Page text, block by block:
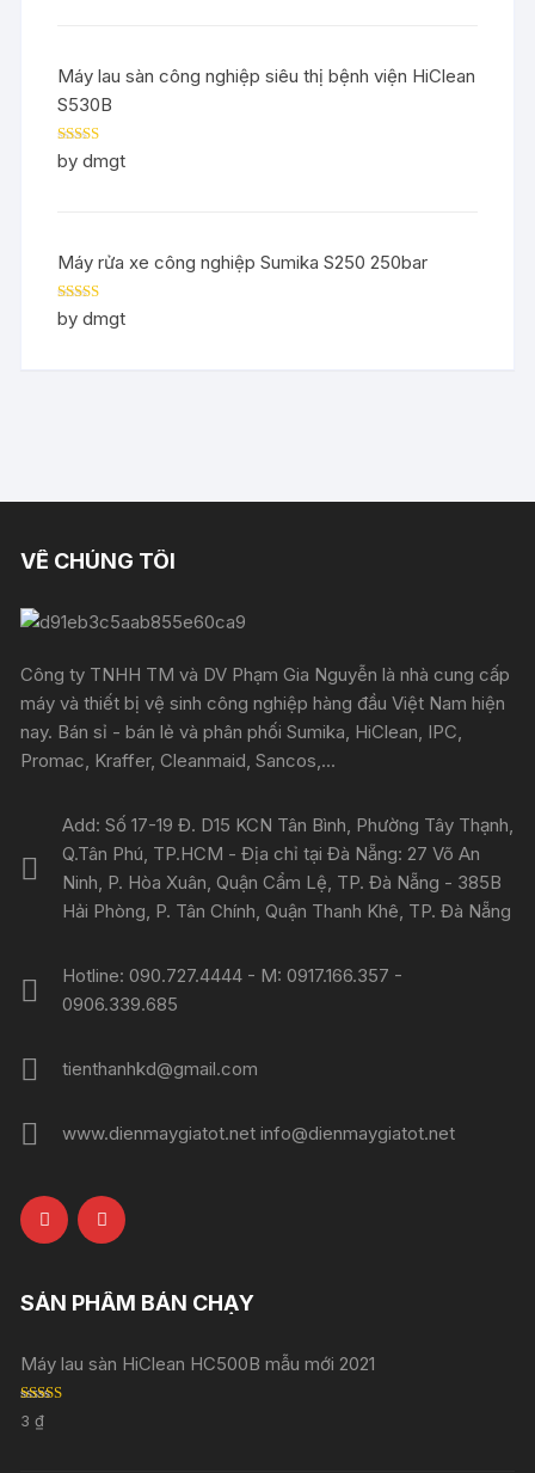
Máy lau sàn công nghiệp siêu thị bệnh viện HiClean
S530B
Rated5out
of 5
by dmgt
Máy rửa xe công nghiệp Sumika S250 250bar
Rated5out
of 5
by dmgt
VỀ CHÚNG TÔI
Công ty TNHH TM và DV Phạm Gia Nguyễn là nhà cung cấp
máy và thiết bị vệ sinh công nghiệp hàng đầu Việt Nam hiện
nay. Bán sỉ - bán lẻ và phân phối Sumika, HiClean, IPC,
Promac, Kraffer, Cleanmaid, Sancos,...
Add: Số 17-19 Đ. D15 KCN Tân Bình, Phường Tây Thạnh,
Q.Tân Phú, TP.HCM - Địa chỉ tại Đà Nẵng: 27 Võ An
Ninh, P. Hòa Xuân, Quận Cẩm Lệ, TP. Đà Nẵng - 385B
Hải Phòng, P. Tân Chính, Quận Thanh Khê, TP. Đà Nẵng
Hotline: 090.727.4444 - M: 0917.166.357 -
0906.339.685
tienthanhkd@gmail.com
www.dienmaygiatot.net info@dienmaygiatot.net
SẢN PHẨM BÁN CHẠY
Máy lau sàn HiClean HC500B mẫu mới 2021
Rated
out of 5
3₫